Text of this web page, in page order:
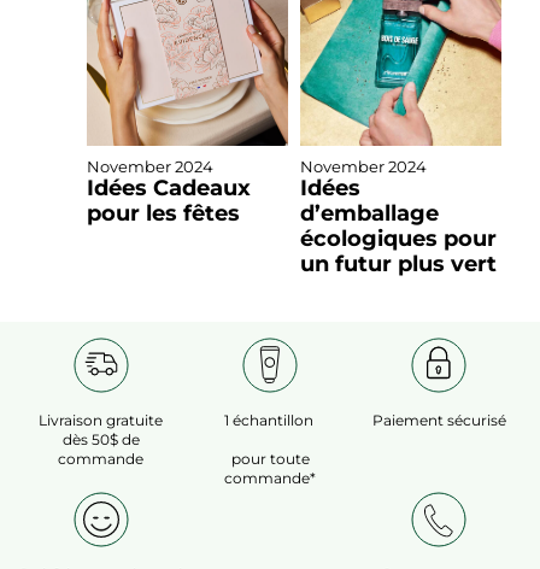
November 2024
Idées Cadeaux
pour les fêtes
November 2024
Idées
d’emballage
écologiques pour
un futur plus vert
Livraison gratuite
dès 50$ de
commande
1 échantillon
pour toute
commande*
Paiement sécurisé